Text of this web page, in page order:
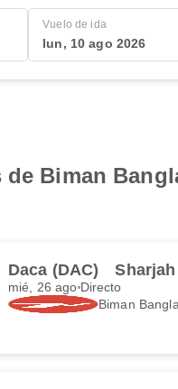
Vuelo de ida
lun, 10 ago 2026
Biman
Daca (DAC) Sharjah
mié, 26 ago Directo
Biman